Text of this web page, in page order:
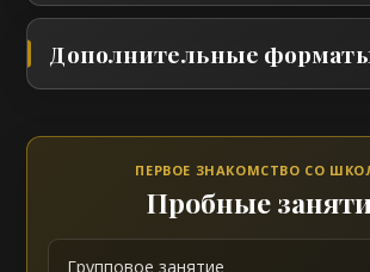
Дополнительные
ПЕРВОЕ ЗНАКОМСТВО СО
Пробные
Групповое занятие